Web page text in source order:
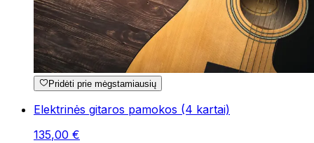
Pridėti prie mėgstamiausių
Elektrinės gitaros pamokos (4 kartai)
135,00 €